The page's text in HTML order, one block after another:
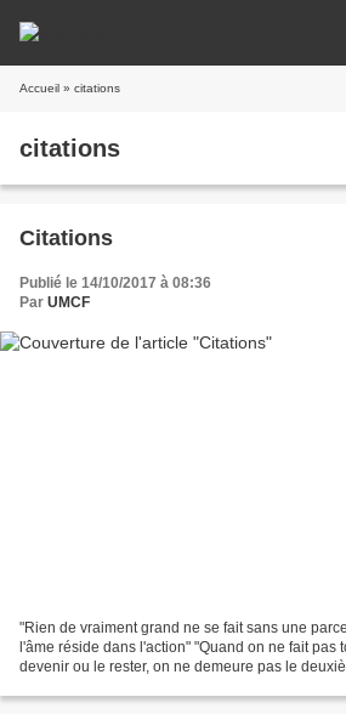
Accueil » citations
citations
Citations
Publié le 14/10/2017 à 08:36
Par UMCF
"Rien de vraiment grand ne se fait sans une
l'âme réside dans l'action" "Quand on ne fait pas
devenir ou le rester, on ne demeure pas le